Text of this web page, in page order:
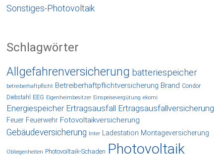
Sonstiges-Photovoltaik
Schlagwörter
Allgefahrenversicherung batteriespeicher
betreiberhaftpflicht Betreiberhaftpflichtversicherung Brand Condor
Diebstahl
EEG Eigenheimbesitzer Einspeisevergütung ekomi
Energiespeicher Ertragsausfall Ertragsausfallversicherung
Feuer Feuerwehr Fotovoltaikversicherung
Gebäudeversicherung Inter Ladestation Montageversicherung
Obliegenheiten Photovoiltaik-Schaden Photovoltaik